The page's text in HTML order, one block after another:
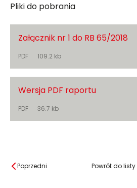
Pliki do pobrania
Załącznik nr 1 do RB 65/2018
PDF 109.2 kb
Wersja PDF raportu
PDF 36.7 kb
Poprzedni Powrót do listy